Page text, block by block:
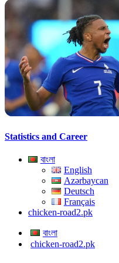
Statistics and Career
বাংলা
English
Azərbaycan
Deutsch
Français
chicken-road2.pk
বাংলা
chicken-road2.pk